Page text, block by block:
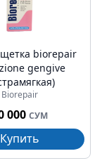
biorepair
gengive
Biorepair
000 СУМ
Купить